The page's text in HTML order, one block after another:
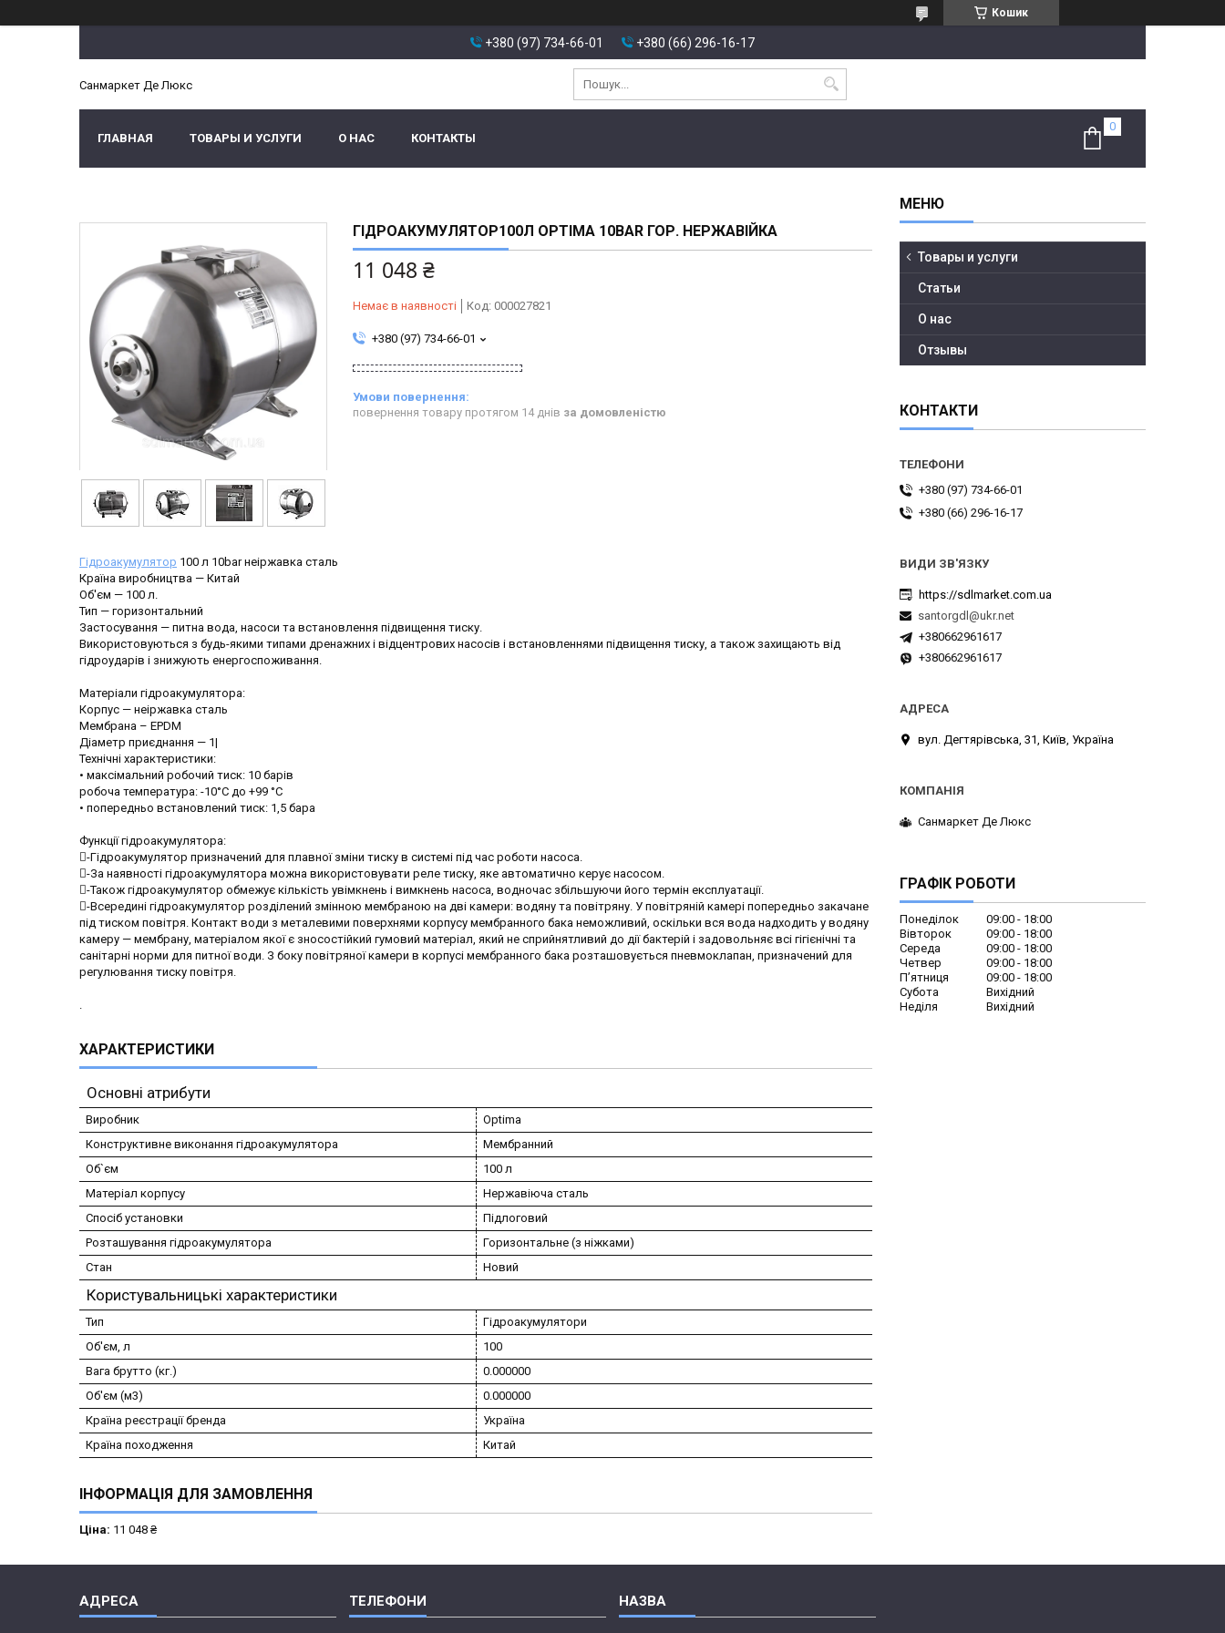
Кошик
+380 (97) 734-66-01 +380 (66) 296-16-17
Санмаркет Де Люкс
ГЛАВНАЯ ТОВАРЫ И УСЛУГИ О НАС КОНТАКТЫ
ГІДРОАКУМУЛЯТОР100Л OPTIMA 10BAR ГОР. НЕРЖАВІЙКА
11 048 ₴
Немає в наявності Код: 000027821
+380 (97) 734-66-01
повернення товару протягом 14 днів за домовленістю
Гідроакумулятор 100 л 10bar неіржавка сталь
Країна виробництва — Китай
Об'єм — 100 л.
Тип — горизонтальний
Застосування — питна вода, насоси та встановлення підвищення тиску.
Використовуються з будь-якими типами дренажних і відцентрових насосів і встановленнями підвищення тиску, а також захищають від
гідроударів і знижують енергоспоживання.
Матеріали гідроакумулятора:
Корпус — неіржавка сталь
Мембрана – EPDM
Діаметр приєднання — 1|
Технічні характеристики:
• максімальний робочий тиск: 10 барів
робоча температура: -10°С до +99 °C
• попередньо встановлений тиск: 1,5 бара
Функції гідроакумулятора:
-Гідроакумулятор призначений для плавної зміни тиску в системі під час роботи насоса.
-За наявності гідроакумулятора можна використовувати реле тиску, яке автоматично керує насосом.
-Також гідроакумулятор обмежує кількість увімкнень і вимкнень насоса, водночас збільшуючи його термін експлуатації.
-Всередині гідроакумулятор розділений змінною мембраною на дві камери: водяну та повітряну. У повітряній камері попередньо закачане
під тиском повітря. Контакт води з металевими поверхнями корпусу мембранного бака неможливий, оскільки вся вода надходить у водяну
камеру — мембрану, матеріалом якої є зносостійкий гумовий матеріал, який не сприйнятливий до дії бактерій і задовольняє всі гігієнічні та
санітарні норми для питної води. З боку повітряної камери в корпусі мембранного бака розташовується пневмоклапан, призначений для
регулювання тиску повітря.
.
ХАРАКТЕРИСТИКИ
Основні атрибути
Виробник
Optima
Конструктивне виконання гідроакумулятора
Мембранний
Об`єм
100 л
Матеріал корпусу
Нержавіюча сталь
Спосіб установки
Підлоговий
Розташування гідроакумулятора
Горизонтальне (з ніжками)
Стан
Новий
Користувальницькі характеристики
Тип
Гідроакумулятори
Об'єм, л
100
Вага брутто (кг.)
0.000000
Об'єм (м3)
0.000000
Країна реєстрації бренда
Україна
Країна походження
Китай
ІНФОРМАЦІЯ ДЛЯ ЗАМОВЛЕННЯ
Ціна: 11 048 ₴
Товары и услуги
Статьи
О нас
Отзывы
КОНТАКТИ
+380 (97) 734-66-01
+380 (66) 296-16-17
https://sdlmarket.com.ua
santorgdl@ukr.net
+380662961617
+380662961617
вул. Дегтярівська, 31, Київ, Україна
Санмаркет Де Люкс
ГРАФІК РОБОТИ
Понеділок 09:00
18:00
Вівторок
09:00
18:00
Середа
09:00
18:00
Четвер
09:00
18:00
Пʼятниця
09:00
18:00
Субота
Вихідний
Неділя
Вихідний